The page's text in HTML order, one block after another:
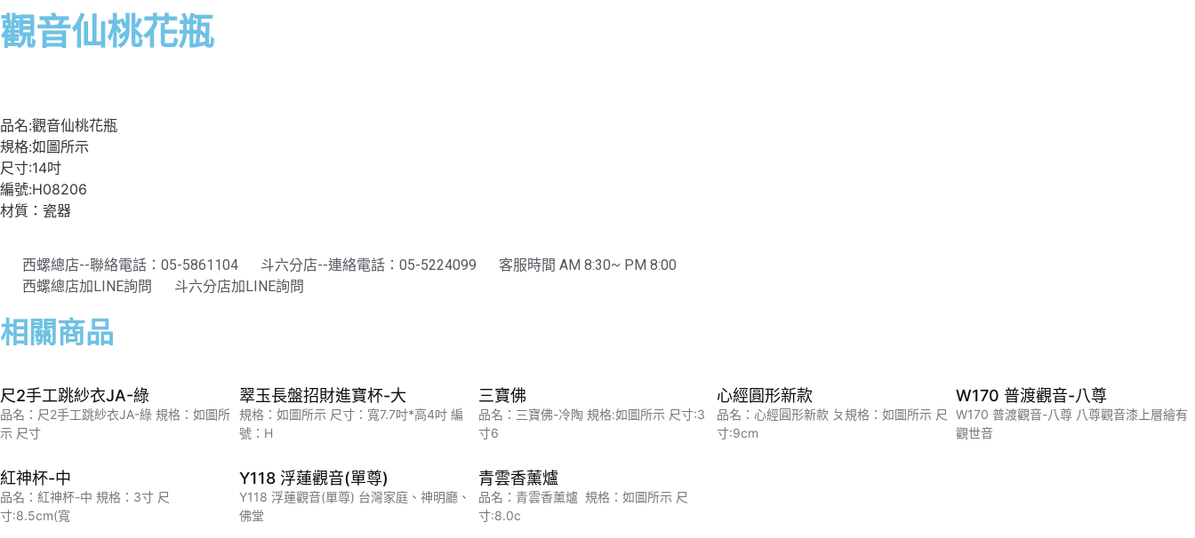
觀音仙桃花瓶
品名:觀音仙桃花瓶
規格:如圖所示
尺寸:14吋
編號:H08206
材質：瓷器
西螺總店--聯絡電話：05-5861104 斗六分店--連絡電話：05-5224099
客服時間 AM 8:30~ PM 8:00
西螺總店加LINE詢問
斗六分店加LINE詢問
相關商品
尺2手工跳紗衣JA-綠
品名：尺2手工跳紗衣JA-綠 規格：如圖所
示 尺寸
翠玉長盤招財進寶杯-大
規格：如圖所示 尺寸：寬7.7吋*高4吋 編
號：H
三寶佛
品名：三寶佛-冷陶 規格:如圖所示 尺寸:3
寸6
心經圓形新款
品名：心經圓形新款 ㄆ規格：如圖所示 尺
寸:9cm
W170 普渡觀音-八尊
W170 普渡觀音-八尊 八尊觀音漆上層繪有
觀世音
紅神杯-中
品名：紅神杯-中 規格：3寸 尺
寸:8.5cm(寬
Y118 浮蓮觀音(單尊)
Y118 浮蓮觀音(單尊) 台灣家庭、神明廳、
佛堂
青雲香薰爐
品名：青雲香薰爐 規格：如圖所示 尺
寸:8.0c